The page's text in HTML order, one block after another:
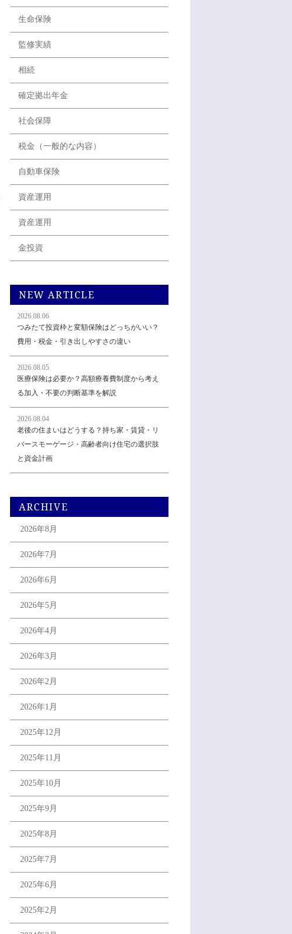
生命保険
監修実績
相続
確定拠出年金
社会保障
税金（一般的な内容）
自動車保険
資産運用
資産運用
金投資
NEW ARTICLE
2026.08.06
つみたて投資枠と変額保険はどっちがいい？
費用・税金・引き出しやすさの違い
2026.08.05
医療保険は必要か？高額療養費制度から考え
る加入・不要の判断基準を解説
2026.08.04
老後の住まいはどうする？持ち家・賃貸・リ
バースモーゲージ・高齢者向け住宅の選択肢
と資金計画
ARCHIVE
2026年8月
2026年7月
2026年6月
2026年5月
2026年4月
2026年3月
2026年2月
2026年1月
2025年12月
2025年11月
2025年10月
2025年9月
2025年8月
2025年7月
2025年6月
2025年2月